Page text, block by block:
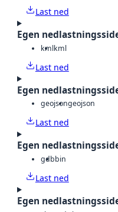
Last ned
Egen
kmlkml
Last ned
Egen
geojsongeojson
Last ned
Egen
gdbbin
Last ned
Egen